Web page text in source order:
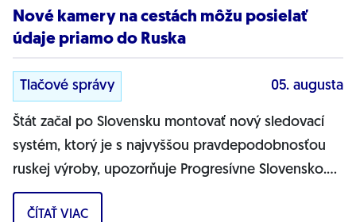
Nové kamery na cestách môžu posielať
údaje priamo do Ruska
Tlačové správy 05. augusta
Štát začal po Slovensku montovať nový sledovací
systém, ktorý je s najvyššou pravdepodobnosťou
ruskej výroby, upozorňuje Progresívne Slovensko.
Na našich cestách sa objavujú nové...
ČÍTAŤ VIAC